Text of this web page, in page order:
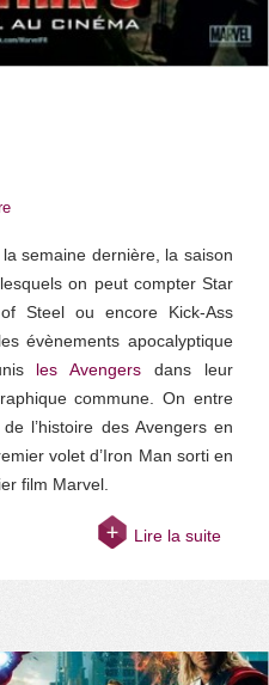
semaine dernière, la saison
on peut compter Star
Steel ou encore Kick-Ass
évènements apocalyptique
les Avengers dans leur
commune. On entre
l’histoire des Avengers en
volet d’Iron Man sorti en
film Marvel.
Lire la suite